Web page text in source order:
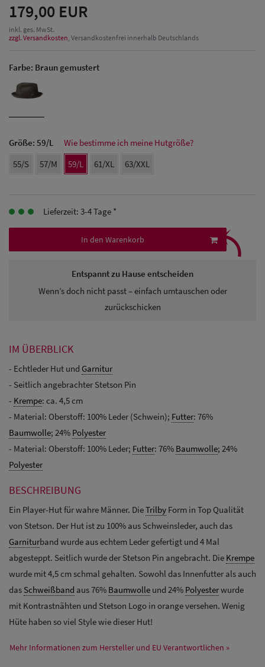
Herren
Baseball Cpas
Herren
Sonnenschilder
& Visoren
179,00 EUR
inkl. ges. MwSt.
zzgl. Versandkosten, Versandkostenfrei innerhalb Deutschlands
Farbe: Braun gemustert
Größe: 59/L
Wie bestimme ich meine Hutgröße?
55/S
57/M 59/L 61/XL 63/XXL
Lieferzeit: 3-4 Tage *
In den Warenkorb
Entspannt zu Hause entscheiden
Wenn’s doch nicht passt – einfach umtauschen oder
zurückschicken
⤹
IM ÜBERBLICK
- Echtleder Hut und Garnitur
- Seitlich angebrachter Stetson Pin
- Krempe: ca. 4,5 cm
- Material: Oberstoff: 100% Leder (Schwein); Futter: 76%
Baumwolle; 24% Polyester
- Material: Oberstoff: 100% Leder; Futter: 76% Baumwolle; 24%
Polyester
BESCHREIBUNG
Ein Player-Hut für wahre Männer. DieTrilby Form in Top Qualität
von Stetson. Der Hut ist zu 100% aus Schweinsleder, auch das
Garniturband wurde aus echtem Leder gefertigt und 4 Mal
abgesteppt. Seitlich wurde der Stetson Pin angebracht. Die Krempe
wurde mit 4,5 cm schmal gehalten. Sowohl das Innenfutter als auch
das Schweißband aus 76% Baumwolle und 24% Polyesterwurde
mit Kontrastnähten und Stetson Logo in orange versehen. Wenig
Hüte haben so viel Style wie dieser Hut!
Mehr Informationen zum Hersteller und EU Verantwortlichen »